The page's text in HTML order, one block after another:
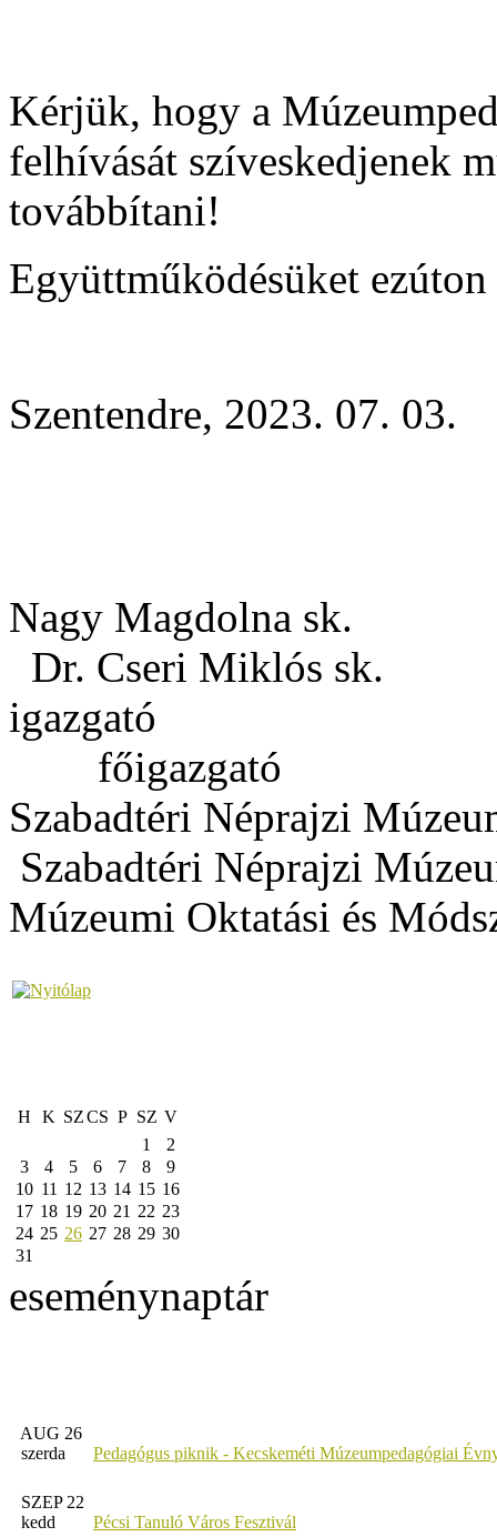
Kérjük, hogy a
felhívását szíveskedjenek
továbbítani!
Együttműködésüket
Szentendre, 2023. 07. 03.
Nagy
Dr. Cseri Miklós sk.
főigazgató
Szabadtéri
Szabadtéri Néprajzi
Múzeumi Oktatási és
H K SZCS P SZ V
1
2
3
4 5 6 7 8
9
10 11 12 13 14 15 16
17 18 19 20 21 22 23
24 25 26 27 28 29 30
31
eseménynaptár
AUG 26
szerda
Pedagógus piknik - Kecskeméti Múzeumpedagógiai
SZEP 22
kedd
Pécsi Tanuló Város Fesztivál